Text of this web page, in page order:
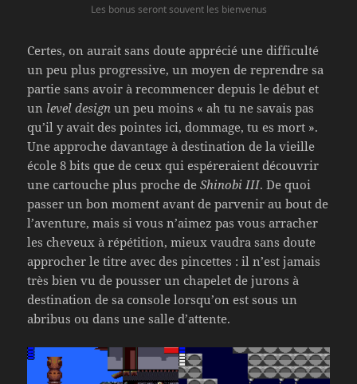
Les bonus seront souvent les bienvenus
Certes, on aurait sans doute apprécié une difficulté
un peu plus progressive, un moyen de reprendre sa
partie sans avoir à recommencer depuis le début et
un level design un peu moins « ah tu ne savais pas
qu’il y avait des pointes ici, dommage, tu es mort ».
Une approche davantage à destination de la vieille
école 8 bits que de ceux qui espéreraient découvrir
une cartouche plus proche deShinobi III. De quoi
passer un bon moment avant de parvenir au bout de
l’aventure, mais si vous n’aimez pas vous arracher
les cheveux à répétition, mieux vaudra sans doute
approcher le titre avec des pincettes : il n’est jamais
très bien vu de pousser un chapelet de jurons à
destination de sa console lorsqu’on est sous un
abribus ou dans une salle d’attente.